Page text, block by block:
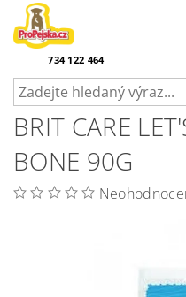
734 122 464
BRIT CARE
BONE 90G